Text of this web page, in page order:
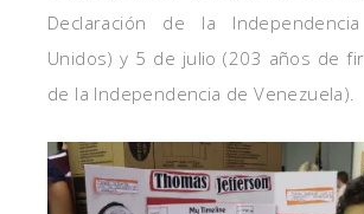
Declaración de la
Unidos) y 5 de julio (203 años de
de la Independencia de Venezuela).